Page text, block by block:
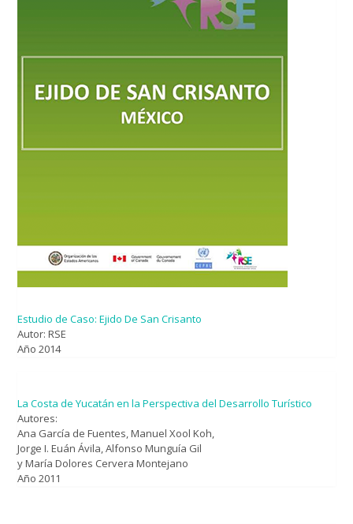
Estudio de Caso: Ejido De San Crisanto
Autor: RSE
Año 2014
La Costa de Yucatán en la Perspectiva del Desarrollo Turístico
Autores:
Ana García de Fuentes, Manuel Xool Koh,
Jorge I. Euán Ávila, Alfonso Munguía Gil
y María Dolores Cervera Montejano
Año 2011